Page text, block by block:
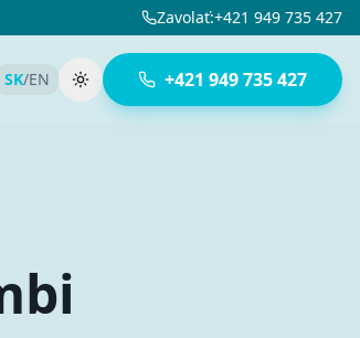
Zavolať:+421 949 735 427
SK/EN Prepnúť tému+421 949 735 427